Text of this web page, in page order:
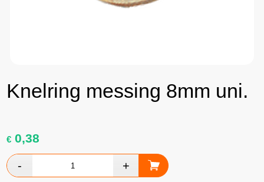
Knelring messing 8mm uni.
€ 0,38